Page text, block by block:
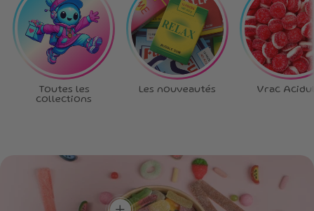
Toutes les
collections
Les nouveautés Vrac
Plein de goûts,
zéro routine !
Un mélange unique pour
découvrir de nouvelles
couleurs, un max
de saveurs !
Une box aussi belle à